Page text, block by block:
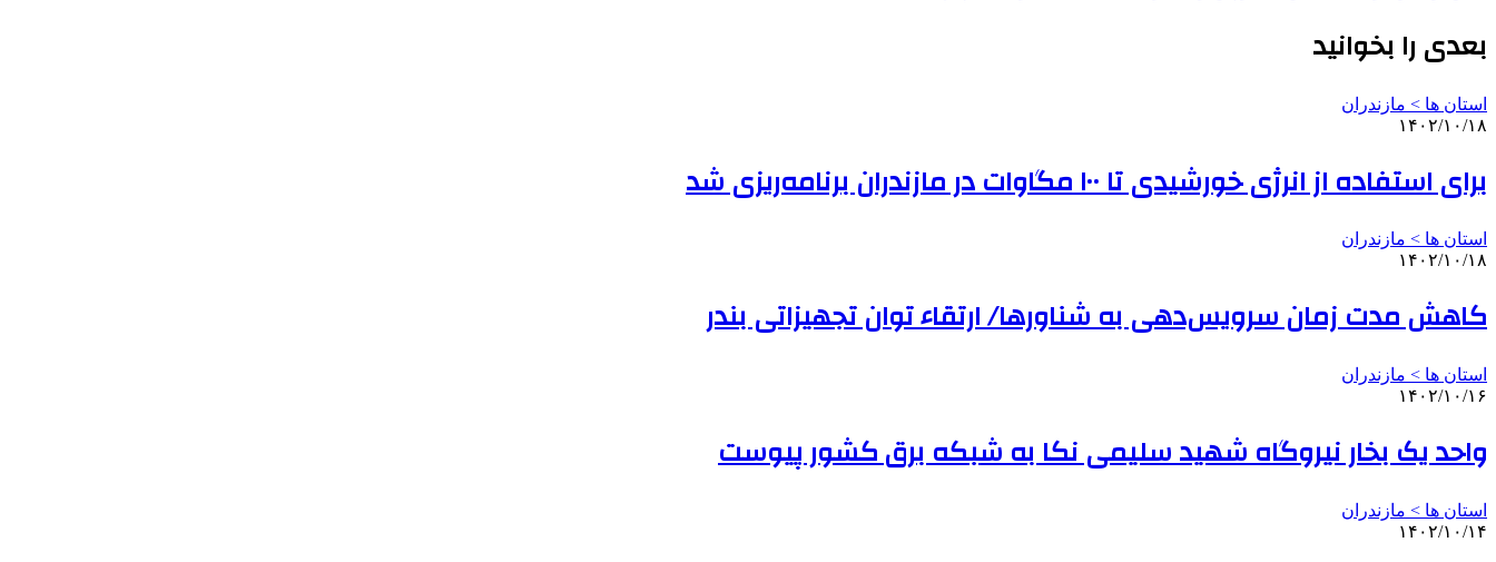
بعدی را بخوانید
استان ها > مازندران
۱۴۰۲/۱۰/۱۸
برای استفاده از انرژی خورشیدی تا ۱۰۰ مگاوات در مازندران برنامه‌ریزی شد
استان ها > مازندران
۱۴۰۲/۱۰/۱۸
کاهش مدت زمان سرویس‌دهی به شناورها/ ارتقاء توان تجهیزاتی بندر
استان ها > مازندران
۱۴۰۲/۱۰/۱۶
واحد یک بخار نیروگاه شهید سلیمی نکا به شبکه برق کشور پیوست
استان ها > مازندران
۱۴۰۲/۱۰/۱۴